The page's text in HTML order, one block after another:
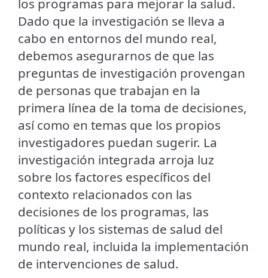
los programas para mejorar la salud.
Dado que la investigación se lleva a
cabo en entornos del mundo real,
debemos asegurarnos de que las
preguntas de investigación provengan
de personas que trabajan en la
primera línea de la toma de decisiones,
así como en temas que los propios
investigadores puedan sugerir. La
investigación integrada arroja luz
sobre los factores específicos del
contexto relacionados con las
decisiones de los programas, las
políticas y los sistemas de salud del
mundo real, incluida la implementación
de intervenciones de salud.